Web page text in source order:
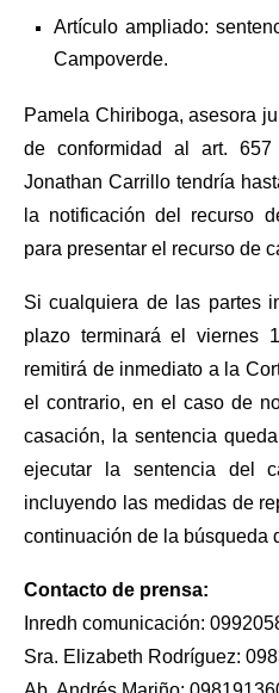
Artículo ampliado:
Campoverde.
Pamela Chiriboga, asesora
de conformidad al art.
Jonathan Carrillo tendría
la notificación del recurso
para presentar el recurso de
Si cualquiera de las partes
plazo terminará el
remitirá de inmediato a la
el contrario, en el caso de
casación, la sentencia
ejecutar la sentencia del
incluyendo las medidas de
continuación de la búsqueda
Contacto de prensa:
Inredh comunicación:
Sra. Elizabeth Rodríguez: